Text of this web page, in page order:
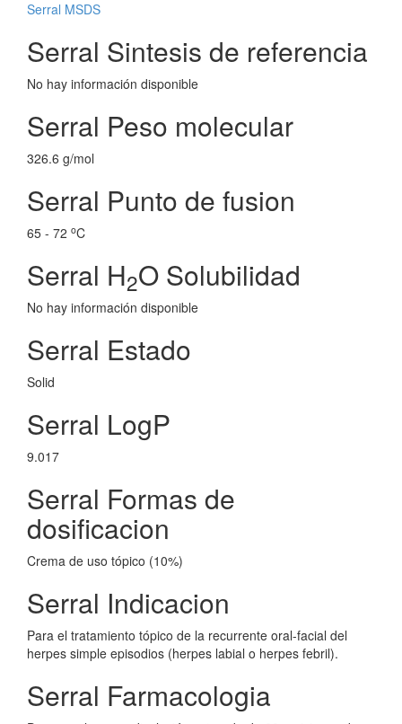
Serral MSDS
Serral Sintesis de referencia
No hay información disponible
Serral Peso molecular
326.6 g/mol
Serral Punto de fusion
65 - 72 oC
Serral H2O Solubilidad
No hay información disponible
Serral Estado
Solid
Serral LogP
9.017
Serral Formas de
dosificacion
Crema de uso tópico (10%)
Serral Indicacion
Para el tratamiento tópico de la recurrente oral-facial del
herpes simple episodios (herpes labial o herpes febril).
Serral Farmacologia